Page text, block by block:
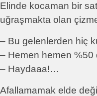
Elinde kocaman bir
uğraşmakta olan
– Bu gelenlerden hiç
– Hemen hemen %50
– Haydaaa!…
Afallamamak elde